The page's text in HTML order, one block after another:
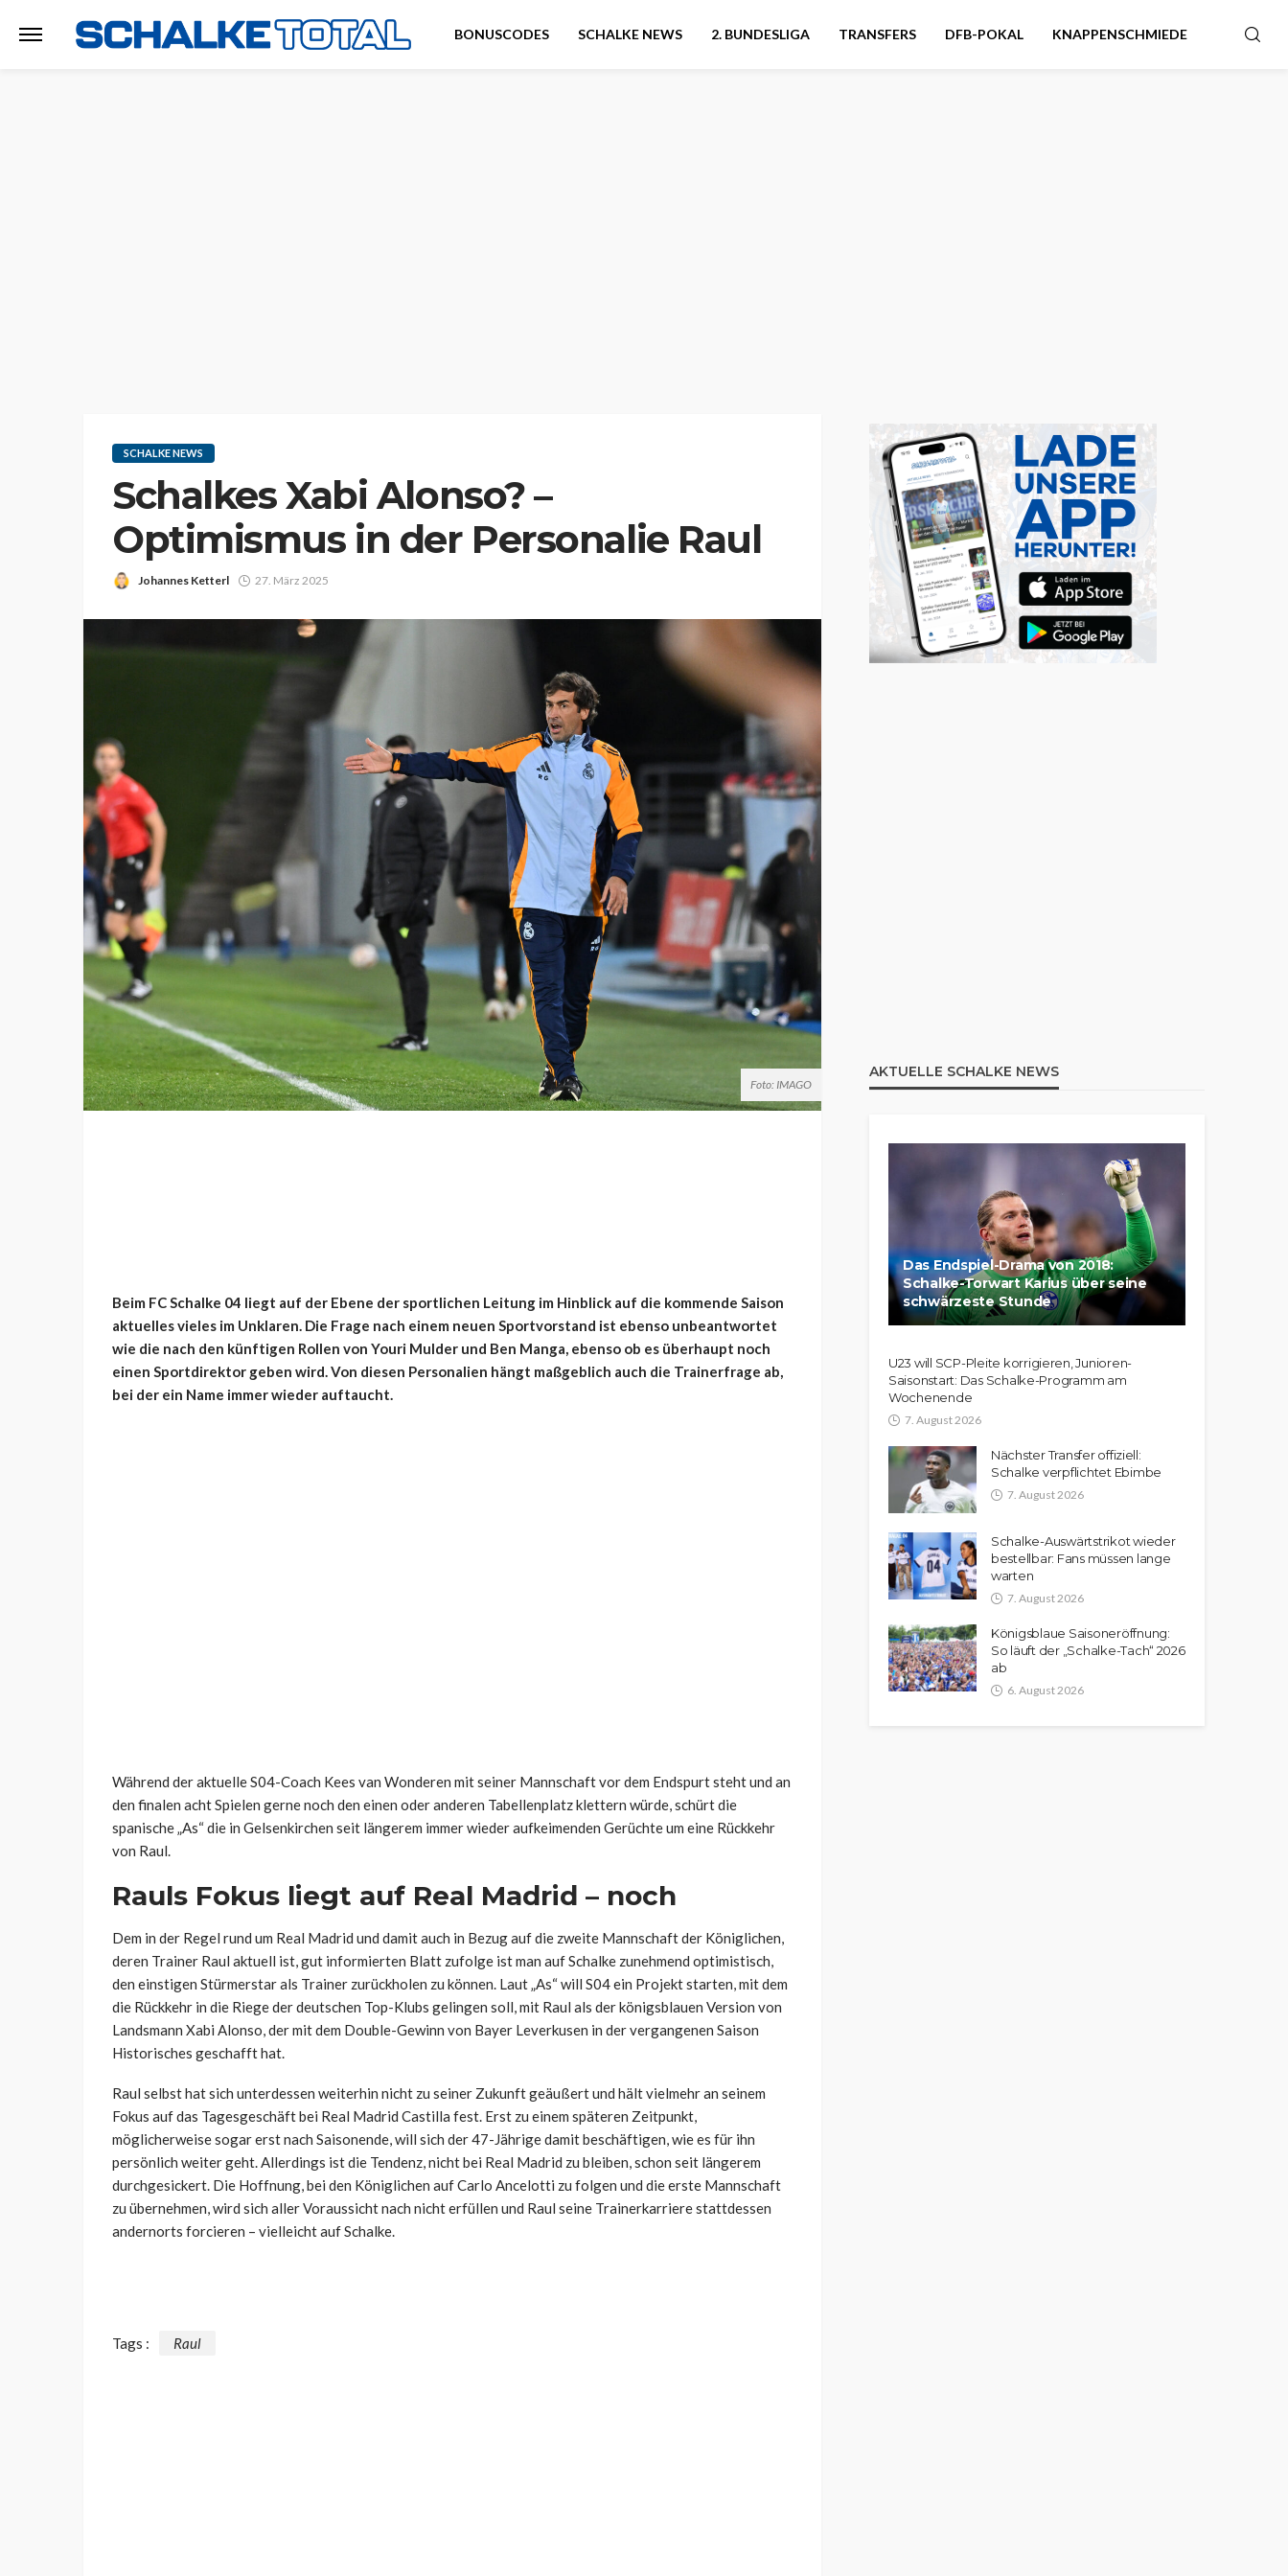
BONUSCODES SCHALKE NEWS 2. BUNDESLIGA TRANSFERS DFB-POKAL KNAPPENSCHMIEDE
SCHALKE NEWS
Schalkes Xabi Alonso? –
Optimismus in der Personalie Raul
Johannes Ketterl 27. März 2025
Foto: IMAGO
Beim FC Schalke 04 liegt auf der Ebene der sportlichen Leitung im Hinblick auf die kommende Saison
aktuelles vieles im Unklaren. Die Frage nach einem neuen Sportvorstand ist ebenso unbeantwortet
wie die nach den künftigen Rollen von Youri Mulder und Ben Manga, ebenso ob es überhaupt noch
einen Sportdirektor geben wird. Von diesen Personalien hängt maßgeblich auch die Trainerfrage ab,
bei der ein Name immer wieder auftaucht.
Während der aktuelle S04-Coach Kees van Wonderen mit seiner Mannschaft vor dem Endspurt steht und an
den finalen acht Spielen gerne noch den einen oder anderen Tabellenplatz klettern würde, schürt die
spanische „As“ die in Gelsenkirchen seit längerem immer wieder aufkeimenden Gerüchte um eine Rückkehr
von Raul.
Rauls Fokus liegt auf Real Madrid – noch
Dem in der Regel rund um Real Madrid und damit auch in Bezug auf die zweite Mannschaft der Königlichen,
deren Trainer Raul aktuell ist, gut informierten Blatt zufolge ist man auf Schalke zunehmend optimistisch,
den einstigen Stürmerstar als Trainer zurückholen zu können. Laut „As“ will S04 ein Projekt starten, mit dem
die Rückkehr in die Riege der deutschen Top-Klubs gelingen soll, mit Raul als der königsblauen Version von
Landsmann Xabi Alonso, der mit dem Double-Gewinn von Bayer Leverkusen in der vergangenen Saison
Historisches geschafft hat.
Raul selbst hat sich unterdessen weiterhin nicht zu seiner Zukunft geäußert und hält vielmehr an seinem
Fokus auf das Tagesgeschäft bei Real Madrid Castilla fest. Erst zu einem späteren Zeitpunkt,
möglicherweise sogar erst nach Saisonende, will sich der 47-Jährige damit beschäftigen, wie es für ihn
persönlich weiter geht. Allerdings ist die Tendenz, nicht bei Real Madrid zu bleiben, schon seit längerem
durchgesickert. Die Hoffnung, bei den Königlichen auf Carlo Ancelotti zu folgen und die erste Mannschaft
zu übernehmen, wird sich aller Voraussicht nach nicht erfüllen und Raul seine Trainerkarriere stattdessen
andernorts forcieren – vielleicht auf Schalke.
Tags : Raul
AKTUELLE SCHALKE NEWS
Das Endspiel-Drama von 2018:
Schalke-Torwart Karius über seine
schwärzeste Stunde
U23 will SCP-Pleite korrigieren, Junioren-
Saisonstart: Das Schalke-Programm am
Wochenende
7. August 2026
Nächster Transfer offiziell:
Schalke verpflichtet Ebimbe
7. August 2026
Schalke-Auswärtstrikot wieder
bestellbar: Fans müssen lange
warten
7. August 2026
Königsblaue Saisoneröffnung:
So läuft der „Schalke-Tach“ 2026
ab
6. August 2026